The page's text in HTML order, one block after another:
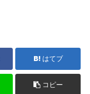
はてブ
コピー